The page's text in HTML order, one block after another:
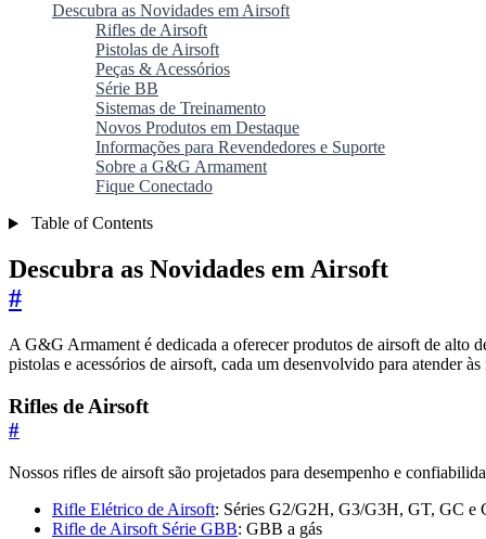
Descubra as Novidades em Airsoft
Rifles de Airsoft
Pistolas de Airsoft
Peças & Acessórios
Série BB
Sistemas de Treinamento
Novos Produtos em Destaque
Informações para Revendedores e Suporte
Sobre a G&G Armament
Fique Conectado
Table of Contents
Descubra as Novidades em Airsoft
#
A G&G Armament é dedicada a oferecer produtos de airsoft de alto
pistolas e acessórios de airsoft, cada um desenvolvido para atender
Rifles de Airsoft
#
Nossos rifles de airsoft são projetados para desempenho e
Rifle Elétrico de Airsoft: Séries G2/G2H, G3/G3H, GT, GC e
Rifle de Airsoft Série GBB: GBB a gás